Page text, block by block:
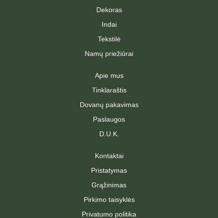
Dekoras
Indai
Tekstilė
Namų priežiūrai
Apie mus
Tinklaraštis
Dovanų pakavimas
Paslaugos
D.U.K.
Kontaktai
Pristatymas
Grąžinimas
Pirkimo taisyklės
Privatumo politika